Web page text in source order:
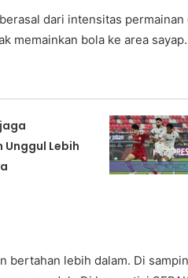
dari intensitas
memainkan bola ke area sayap.
Lebih
bertahan lebih dalam. Di